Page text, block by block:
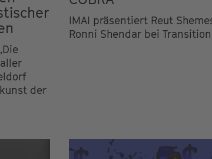
der
IMAI präsentiert Reut
Ronni Shendar bei